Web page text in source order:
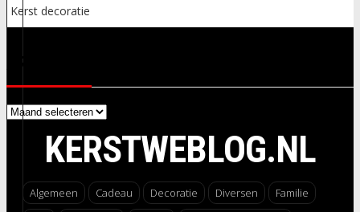
Kerst decoratie
ARCHIEVEN
Archieven
KERSTWEBLOG.NL
Algemeen Cadeau Decoratie Diversen
Familie